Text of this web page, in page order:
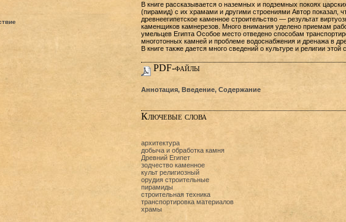
В книге рассказывается о наземных и подземных покоях
(пирамид) с их храмами и другими строениями Автор показал,
древнеегипетское каменное строительство — результат
каменщиков камнерезов. Много внимания уделено приемам
умельцев Египта Особое место отведено способам
многотонных камней и проблеме водоснабжения и дренажа в
В книге также дается много сведений о культуре и религии этой
PDF-файлы
Аннотация, Введение, Содержание
Ключевые слова
архитектура
добыча и обработка камня
Древний Египет
зодчество каменное
культ религиозный
орудия строительные
пирамиды
строительная техника
транспортировка материалов
храмы